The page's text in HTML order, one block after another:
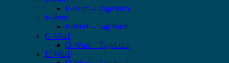
E-Wurf – Tagebuch
F-Wurf
F-Wurf – Tagebuch
G-Wurf
G-Wurf – Tagebuch
H-Wurf